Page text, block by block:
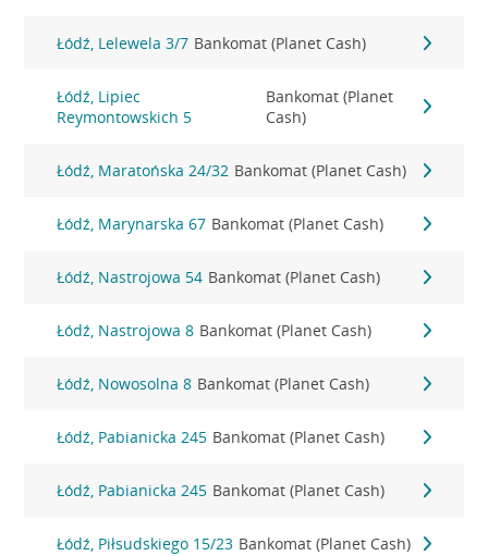
Łódź, Lelewela 3/7 Bankomat (Planet Cash)
Łódź, Lipiec
Reymontowskich 5
Bankomat (Planet
Cash)
Łódź, Maratońska 24/32 Bankomat (Planet Cash)
Łódź, Marynarska 67 Bankomat (Planet Cash)
Łódź, Nastrojowa 54 Bankomat (Planet Cash)
Łódź, Nastrojowa 8 Bankomat (Planet Cash)
Łódź, Nowosolna 8 Bankomat (Planet Cash)
Łódź, Pabianicka 245 Bankomat (Planet Cash)
Łódź, Pabianicka 245 Bankomat (Planet Cash)
Łódź, Piłsudskiego 15/23 Bankomat (Planet Cash)